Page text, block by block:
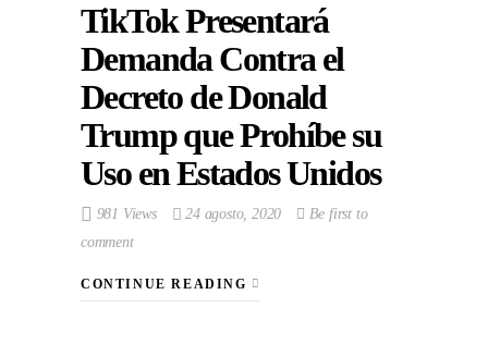
TikTok Presentará
Demanda Contra el
Decreto de Donald
Trump que Prohíbe su
Uso en Estados Unidos
981 Views 24 agosto, 2020
Be first to
comment
CONTINUE READING